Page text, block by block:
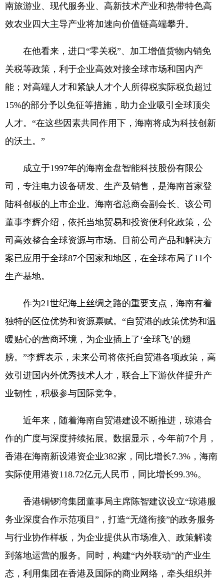
南旅游业、现代服务业、高新技术产业和热带特色高
效农业四大主导产业将加速向价值链高端攀升。
在他看来，进口“零关税”、加工增值货物内销免
关税等政策，利于企业高效对接全球市场和国内产
能；对高端人才和紧缺人才个人所得税实际税负超过
15%的部分予以免征等措施，助力企业吸引全球顶尖
人才。“在这些因素共同作用下，海南将成为科技创新
的沃土。”
成立于1997年的海南金盘智能科技股份有限公
司，专注电力设备研发、生产及销售，是海南首家登
陆科创板的上市企业。海南省总商会副会长、该公司
董事李辉介绍，依托当地贸易和投资便利化政策，公
司高效整合全球资源与市场。目前公司产品和解决方
案已应用于全球87个国家和地区，在全球布局了11个
生产基地。
作为21世纪海上丝绸之路的重要支点，海南有着
独特的区位优势和资源禀赋。“自贸港的政策优势和温
暖贴心的营商环境，为企业插上了‘全球飞’的翅
膀。”李辉表示，未来公司将依托自贸港各项政策，高
效引进国内外优秀技术人才，联合上下游伙伴提升产
业韧性，积极参与国际竞争。
近年来，随着海南自贸港建设不断推进，琼港合
作的广度与深度持续拓展。数据显示，今年前7个月，
香港在海南新设港资企业382家，同比增长7.3%，海南
实际使用港资118.72亿元人民币，同比增长99.3%。
香港铜锣湾集团董事局主席陈智建议设立“琼港服
务业深度合作示范项目”，打造“无缝衔接”的政务服务
与行业协作样板，为企业提供从市场准入、政策解读
到落地运营的服务。同时，构建“内外联动”的产业生
态，利用集团在香港及国际的商业网络，牵头组织并